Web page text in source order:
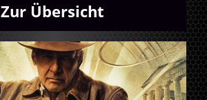
Zur Übersicht